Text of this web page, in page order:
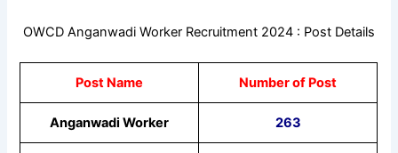
OWCD Anganwadi Worker Recruitment 2024 : Post Details
Post Name Number of Post
Anganwadi Worker 263